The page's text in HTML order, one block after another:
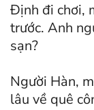
Định đi chơi,
trước. Anh
sạn?
Người Hàn,
lâu về quê